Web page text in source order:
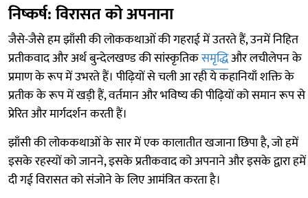
निष्कर्ष: विरासत को अपनाना
जैसे-जैसे हम झाँसी की लोककथाओं की गहराई में उतरते हैं, उनमें निहित
प्रतीकवाद और अर्थ बुन्देलखण्ड की सांस्कृतिकसमृद्धिऔर लचीलेपन के
प्रमाण के रूप में उभरते हैं। पीढ़ियों से चली आ रही ये कहानियाँ शक्ति के
प्रतीक के रूप में खड़ी हैं, वर्तमान और भविष्य की पीढ़ियों को समान रूप से
प्रेरित और मार्गदर्शन करती हैं।
झाँसी की लोककथाओं के सार में एक कालातीत खजाना छिपा है, जो हमें
इसके रहस्यों को जानने, इसके प्रतीकवाद को अपनाने और इसके द्वारा हमें
दी गई विरासत को संजोने के लिए आमंत्रित करता है।